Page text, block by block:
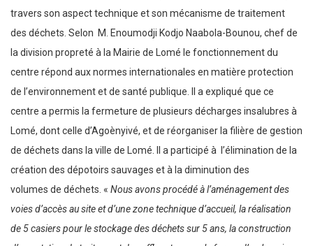
travers son aspect technique et son mécanisme de traitement
des déchets. Selon M. Enoumodji Kodjo Naabola-Bounou, chef de
la division propreté à la Mairie de Lomé le fonctionnement du
centre répond aux normes internationales en matière protection
de l’environnement et de santé publique. Il a expliqué que ce
centre a permis la fermeture de plusieurs décharges insalubres à
Lomé, dont celle d’Agoènyivé, et de réorganiser la filière de gestion
de déchets dans la ville de Lomé. Il a participé à l’élimination de la
création des dépotoirs sauvages et à la diminution des
volumes de déchets. « Nous avons procédé àl’aménagement des
voies d’accès au site et d’une zone technique d’accueil, la réalisation
de 5 casiers pour le stockage des déchets sur 5 ans, la construction